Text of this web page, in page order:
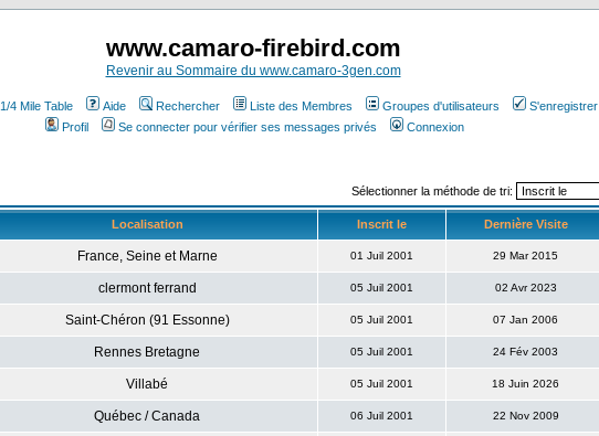
www.camaro-firebird.com
Revenir au Sommaire du www.camaro-3gen.com
1/4 Mile Table Aide Rechercher Liste des Membres Groupes d'utilisateurs
S'enregistrer
Profil
Se connecter pour vérifier ses messages privés Connexion
Sélectionner la méthode de tri:
Localisation Inscrit le Dernière Visite
France, Seine et Marne 01 Juil 2001 29 Mar 2015
clermont ferrand 05 Juil 2001 02 Avr 2023
Saint-Chéron (91 Essonne) 05 Juil 2001 07 Jan 2006
Rennes Bretagne 05 Juil 2001 24 Fév 2003
Villabé 05 Juil 2001 18 Juin 2026
Québec / Canada 06 Juil 2001 22 Nov 2009